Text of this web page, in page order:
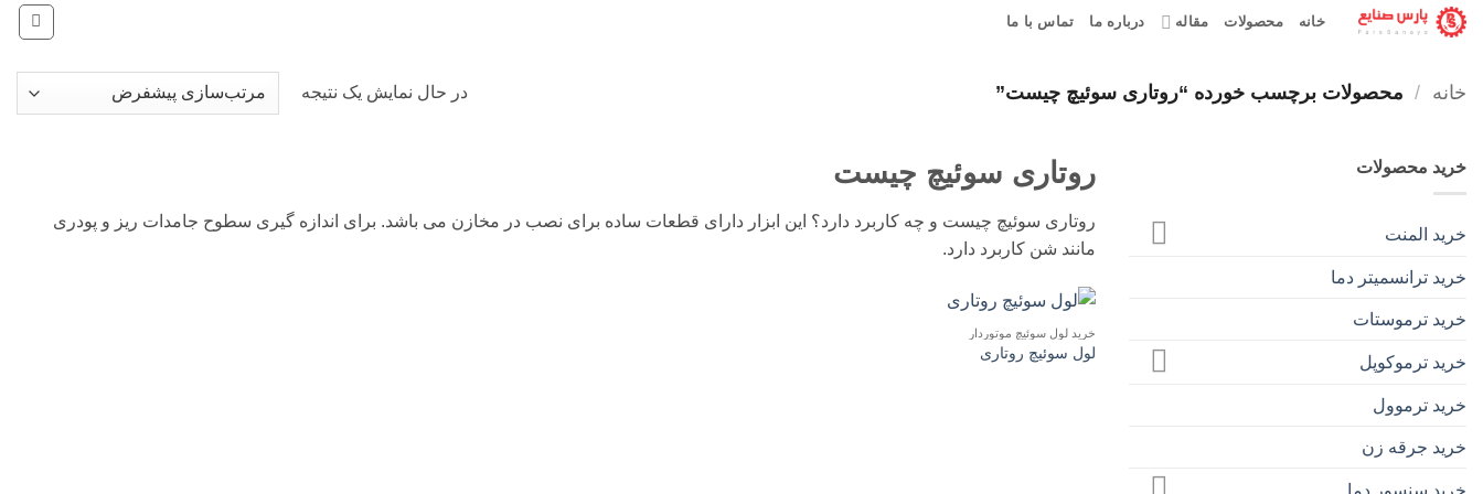
Skip
خانه محصولات مقاله درباره ما تماس با ما
خانه / محصولات برچسب خورده “روتاری سوئیچ چیست” در حال نمایش یک نتیجه
خرید محصولات
خرید المنت
خرید ترانسمیتر دما
خرید ترموستات
خرید ترموکوپل
خرید ترموول
خرید جرقه زن
خرید سنسور دما
روتاری سوئیچ چیست
روتاری سوئیچ چیست و چه کاربرد دارد؟ این ابزار دارای قطعات ساده برای نصب در مخازن می باشد. برای اندازه گیری سطوح جامدات ریز و پودری
مانند شن کاربرد دارد.
خرید لول سوئیچ موتوردار
لول سوئیچ روتاری